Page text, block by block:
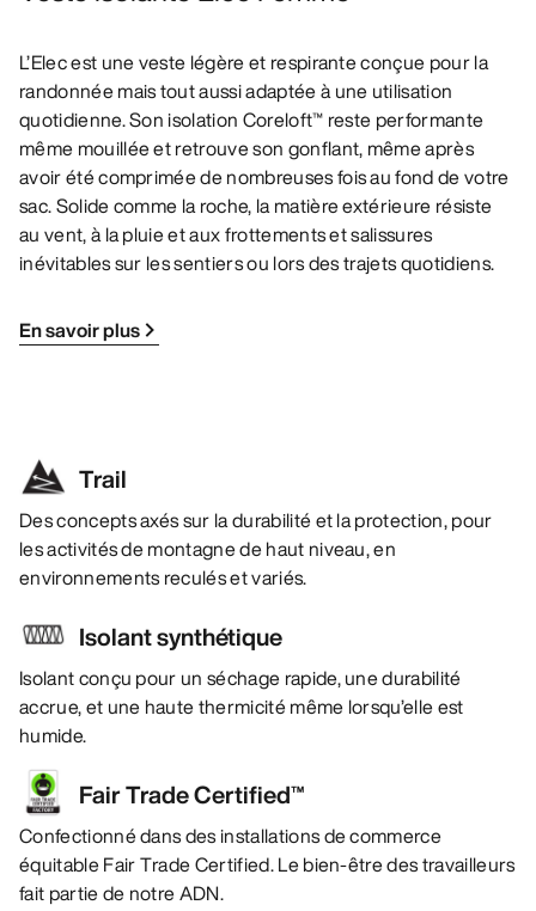
L’Elec est une veste légère et respirante conçue pour la
randonnée mais tout aussi adaptée à une utilisation
quotidienne. Son isolation Coreloft™ reste performante
même mouillée et retrouve son gonflant, même après
avoir été comprimée de nombreuses fois au fond de votre
sac. Solide comme la roche, la matière extérieure résiste
au vent, à la pluie et aux frottements et salissures
inévitables sur les sentiers ou lors des trajets quotidiens.
En savoir plus
Trail
Des concepts axés sur la durabilité et la protection, pour
les activités de montagne de haut niveau, en
environnements reculés et variés.
Isolant synthétique
Isolant conçu pour un séchage rapide, une durabilité
accrue, et une haute thermicité même lorsqu’elle est
humide.
Fair Trade Certified™
Confectionné dans des installations de commerce
équitable Fair Trade Certified. Le bien-être des travailleurs
fait partie de notre ADN.